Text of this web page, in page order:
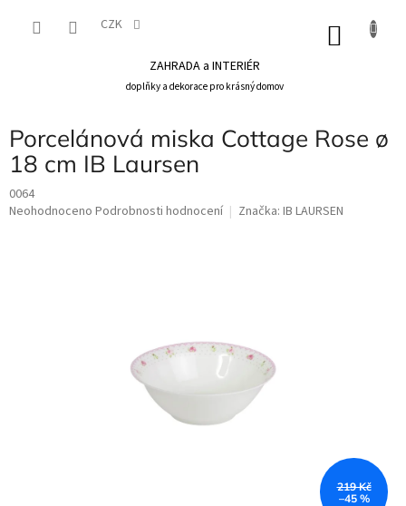
CZK
ZAHRADA a INTERIÉR
doplňky a dekorace pro krásný domov
Porcelánová miska Cottage Rose ø
18 cm IB Laursen
0064
Průměrné
Neohodnoceno Podrobnosti hodnocení Značka: IB LAURSEN
219 Kč
–45 %